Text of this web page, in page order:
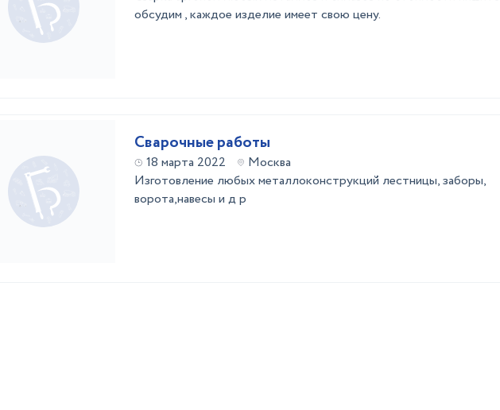
обсудим , каждое изделие имеет свою цену.
Сварочные работы
18 марта 2022
Москва
Изготовление любых металлоконструкций лестницы, заборы,
ворота,навесы и д р